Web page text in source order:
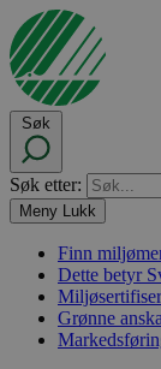
Søk
Søk etter:
Meny Lukk
Finn
Dette betyr
Grønne